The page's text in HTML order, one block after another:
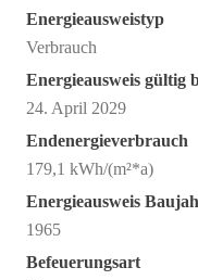
Energieausweistyp
Verbrauch
Energieausweis gültig
24. April 2029
Endenergieverbrauch
179,1 kWh/(m²*a)
Energieausweis
1965
Befeuerungsart